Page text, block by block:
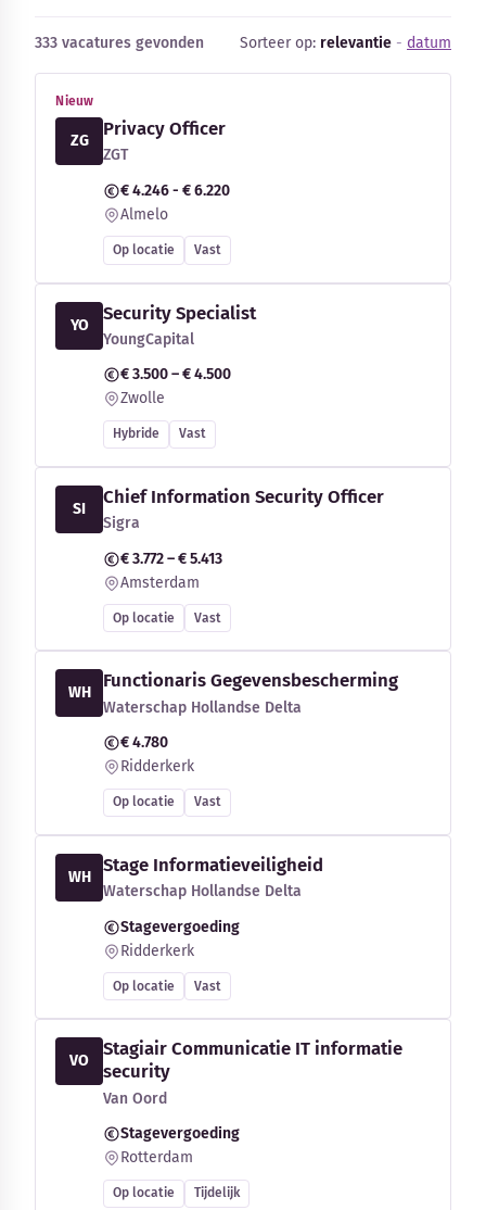
333 vacatures gevonden Sorteer op: relevantie - datum
Nieuw
ZG
Privacy Officer
ZGT
€ 4.246 - € 6.220
Almelo
Op locatie Vast
YO
Security Specialist
YoungCapital
€ 3.500 – € 4.500
Zwolle
Hybride Vast
SI
Chief Information Security Officer
Sigra
€ 3.772 – € 5.413
Amsterdam
Op locatie Vast
WH
Functionaris Gegevensbescherming
Waterschap Hollandse Delta
€ 4.780
Ridderkerk
Op locatie Vast
WH
Stage Informatieveiligheid
Waterschap Hollandse Delta
Stagevergoeding
Ridderkerk
Op locatie Vast
VO
Stagiair Communicatie IT informatie
security
Van Oord
Stagevergoeding
Rotterdam
Op locatie Tijdelijk